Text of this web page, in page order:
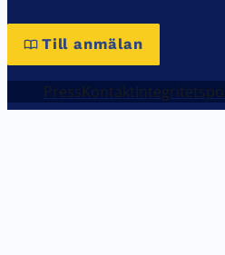
Till anmälan
PressKontakt